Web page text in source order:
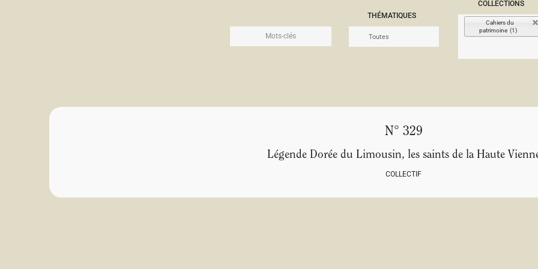
THÉMATIQUES
COLLECTIONS
Cahiers du
patrimoine (1)
N° 329
Légende Dorée du Limousin, les saints de la Haute
COLLECTIF